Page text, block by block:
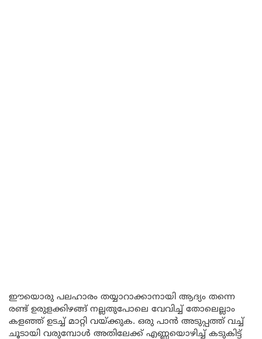
ഈയൊരു പലഹാരം തയ്യാറാക്കാനായി ആദ്യം തന്നെ
രണ്ട് ഉരുളക്കിഴങ്ങ് നല്ലതുപോലെ വേവിച്ച് തോലെല്ലാം
കളഞ്ഞ് ഉടച്ച് മാറ്റി വയ്ക്കുക. ഒരു പാൻ അടുപ്പത്ത് വച്ച്
ചൂടായി വരുമ്പോൾ അതിലേക്ക് എണ്ണയൊഴിച്ച് കടുകിട്ട്